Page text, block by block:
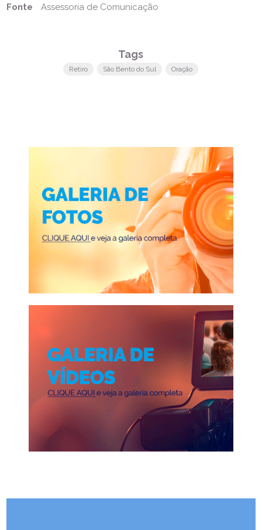
Fonte Assessoria de Comunicação
Tags
Retiro São Bento do Sul Oração